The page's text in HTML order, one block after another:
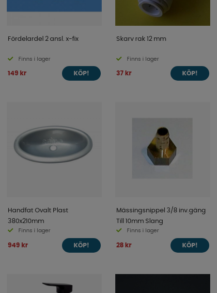
Fördelardel 2 ansl. x-fix
Finns i lager
149 kr KÖP!
Skarv rak 12 mm
Finns i lager
37 kr KÖP!
Handfat Ovalt Plast
380x210mm
Finns i lager
949 kr KÖP!
Mässingsnippel 3/8 inv.gäng
Till 10mm Slang
Finns i lager
28 kr KÖP!